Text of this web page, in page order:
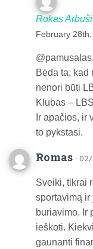
Rokas
February
@pamusalas,
Bėda ta, kad
nenori būti
Klubas –
Ir apačios, ir
to pykstasi.
Romas ·
Sveiki, tikrai
sportavimą
buriavimo. Ir
ieškoti.
gaunanti